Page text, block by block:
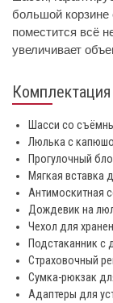
большой корзине
поместится всё
увеличивает
Комплектация
Шасси со
Люлька с
Прогулочный
Мягкая вставка
Антимоскитная
Дождевик на
Чехол для
Подстаканник с
Страховочный
Сумка-рюкзак
Адаптеры для